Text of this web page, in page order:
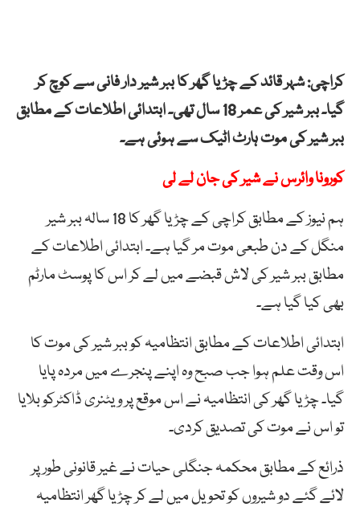
کراچی: شہر قائد کے چڑیا گھر کا ببر شیر دار فانی سے کوچ کر
گیا۔ ببر شیر کی عمر 18 سال تھی۔ ابتدائی اطلاعات کے مطابق
ببر شیر کی موت ہارٹ اٹیک سے ہوئی ہے۔
کورونا وائرس نے شیر کی جان لے لی
ہم نیوز کے مطابق کراچی کے چڑیا گھر کا 18 سالہ ببر شیر
منگل کے دن طبعی موت مر گیا ہے۔ ابتدائی اطلاعات کے
مطابق ببر شیر کی لاش قبضے میں لے کر اس کا پوسٹ مارٹم
بھی کیا گیا ہے۔
ابتدائی اطلاعات کے مطابق انتظامیہ کو ببر شیر کی موت کا
اس وقت علم ہوا جب صبح وہ اپنے پنجرے میں مردہ پایا
گیا۔ چڑیا گھر کی انتظامیہ نے اس موقع پر ویٹنری ڈاکٹرکو بلایا
تو اس نے موت کی تصدیق کردی۔
ذرائع کے مطابق محکمہ جنگلی حیات نے غیر قانونی طور پر
لائے گئے دو شیروں کو تحویل میں لے کر چڑیا گھر انتظامیہ